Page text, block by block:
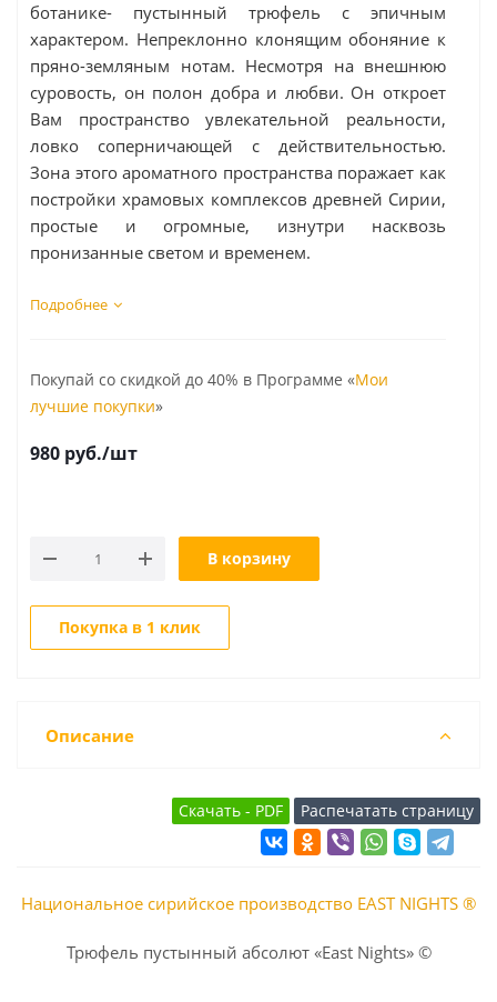
ботанике- пустынный трюфель с эпичным
характером. Непреклонно клонящим обоняние к
пряно-земляным нотам. Несмотря на внешнюю
суровость, он полон добра и любви. Он откроет
Вам пространство увлекательной реальности,
ловко соперничающей с действительностью.
Зона этого ароматного пространства поражает как
постройки храмовых комплексов древней Сирии,
простые и огромные, изнутри насквозь
пронизанные светом и временем.
Подробнее
Покупай со скидкой до 40% в Программе «Мои
лучшие покупки»
980 руб./шт
В корзину
Покупка в 1 клик
Описание
Национальное сирийское производство EAST NIGHTS ®
Трюфель пустынный абсолют «East Nights» ©